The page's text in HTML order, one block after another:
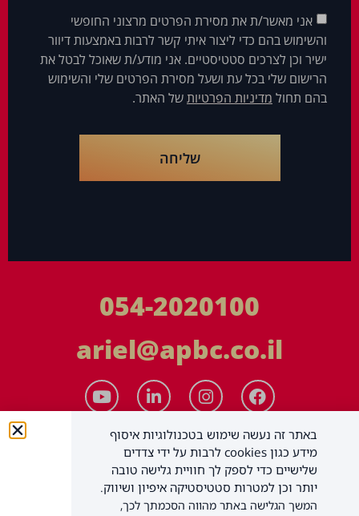
אני מאשר/ת את מסירת הפרטים מרצוני החופשי
והשימוש בהם כדי ליצור איתי קשר לרבות באמצעות דיוור
ישיר וכן לצרכים סטטיסטיים. אני מודע/ת שאוכל לבטל את
הרישום שלי בכל עת ושעל מסירת הפרטים שלי והשימוש
בהם תחול מדיניות הפרטיותשל האתר.
שליחה
054-2020100
ariel@apbc.co.il
באתר זה נעשה שימוש בטכנולוגיות איסוף
מידע כגון cookies לרבות על ידי צדדים
שלישיים כדי לספק לך חוויית גלישה טובה
יותר וכן למטרות סטטיסטיקה איפיון ושיווק.
המשך הגלישה באתר מהווה הסכמתך לכך,